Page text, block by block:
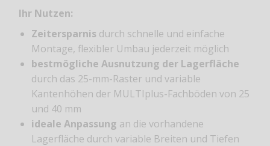
Ihr Nutzen:
Zeitersparnis durch schnelle und einfache
Montage, flexibler Umbau jederzeit möglich
bestmögliche Ausnutzung der Lagerfläche
durch das 25-mm-Raster und variable
Kantenhöhen der MULTIplus-Fachböden von 25
und 40 mm
ideale Anpassung an die vorhandene
Lagerfläche durch variable Breiten und Tiefen